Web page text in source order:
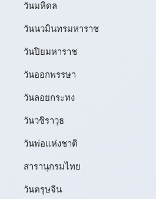
วันมหิดล
วันนวมินทรมหาราช
วันปิยมหาราช
วันออกพรรษา
วันลอยกระทง
วันวชิราวุธ
วันพ่อแห่งชาติ
สารานุกรมไทย
วันตรุษจีน